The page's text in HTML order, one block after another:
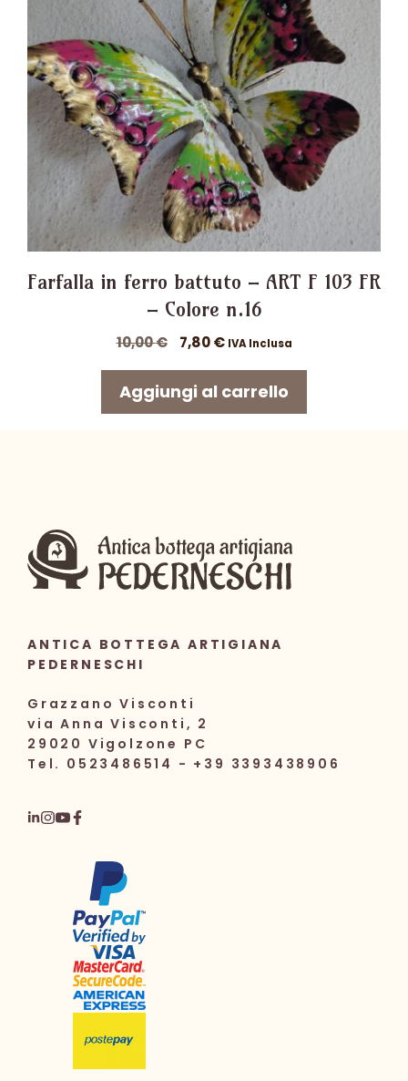
Farfalla in ferro battuto – ART F 103 FR
– Colore n.16
10,00€
Il
originale
era:
7,80€Il
attuale
IVA Inclusa
Aggiungi al carrello
ANTICA BOTTEGA ARTIGIANA
PEDERNESCHI
Grazzano Visconti
via Anna Visconti, 2
29020 Vigolzone PC
Tel. 0523486514 - +39 3393438906